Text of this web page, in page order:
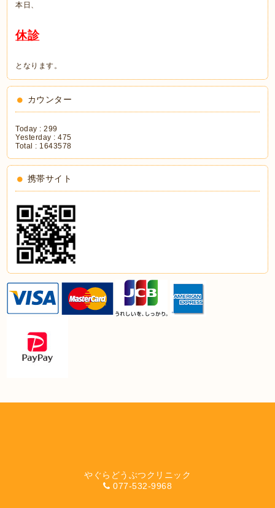
本日、
休診
となります。
カウンター
Today :299
Yesterday :475
Total : 1643578
携帯サイト
やぐらどうぶつクリニック
077-532-9968